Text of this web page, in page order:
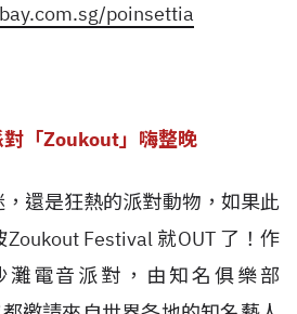
poinsettia
「Zoukout」嗨整晚
還是狂熱的派對動物，如果此
Festival 就OUT 了！作
灘電音派對，由知名俱樂部